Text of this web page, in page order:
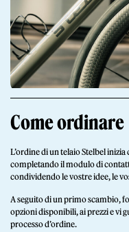
Stelbel un marchio registrato di Cicli
Partita IVA IT02445060185
Come ordinare
L’ordine di un telaio Stelbel
completando il modulo di
condividendo le vostre idee, le
A seguito di un primo scambio,
opzioni disponibili, ai prezzi e vi
processo d’ordine.